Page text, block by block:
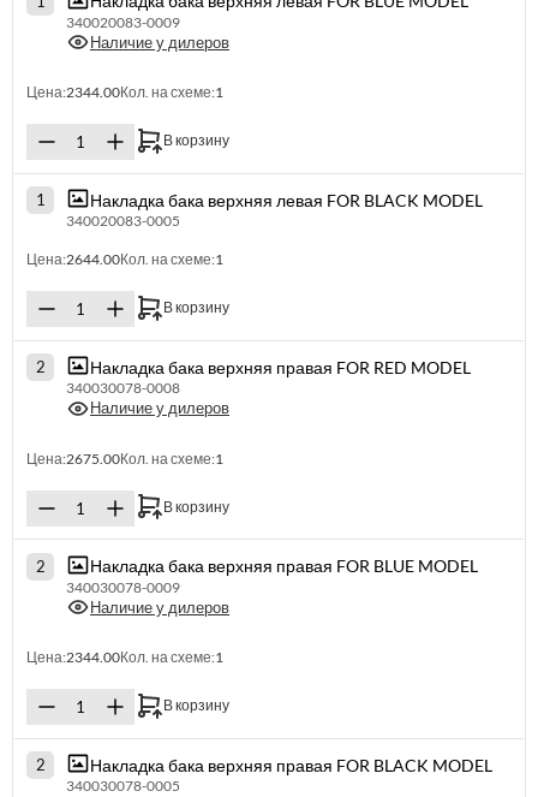
340020083-0009
Наличие у дилеров
Цена:2344.00Кол. на схеме:1
В корзину
1 Накладка бака верхняя левая FOR BLACK MODEL
340020083-0005
Цена:2644.00Кол. на схеме:1
В корзину
2 Накладка бака верхняя правая FOR RED MODEL
340030078-0008
Наличие у дилеров
Цена:2675.00Кол. на схеме:1
В корзину
2 Накладка бака верхняя правая FOR BLUE MODEL
340030078-0009
Наличие у дилеров
Цена:2344.00Кол. на схеме:1
В корзину
2 Накладка бака верхняя правая FOR BLACK MODEL
340030078-0005